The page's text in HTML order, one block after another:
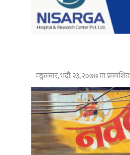
मङ्गलबार, भदौ २३, २०७७ मा प्रकाशित